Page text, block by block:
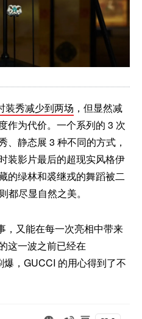
装秀减少到两场 ，但显然减
作为代价。一个系列的 3 次
、静态展 3 种不同的方式，
装影片最后的超现实风格伊
的绿林和裘继戎的舞蹈被二
都尽显自然之美。
，又能在每一次亮相中带来
这一波之前已经在
，GUCCI 的用心得到了不